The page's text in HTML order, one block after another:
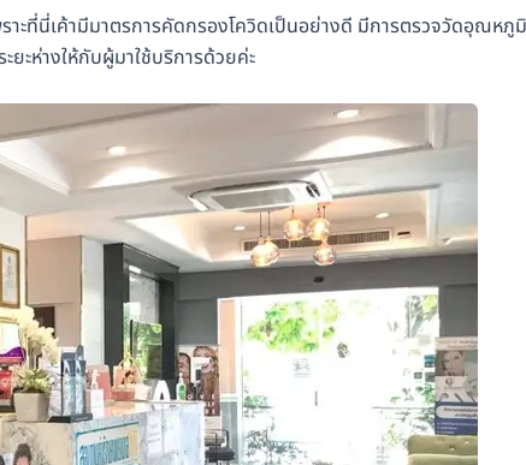
าะที่นี่เค้ามีมาตรการคัดกรองโควิดเป็นอย่างดี มีการตรวจวัดอุณหภูมิ
ะห่างให้กับผู้มาใช้บริการด้วยค่ะ